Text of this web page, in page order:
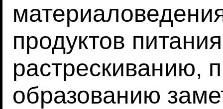
продуктов
растрескиванию,
образованию